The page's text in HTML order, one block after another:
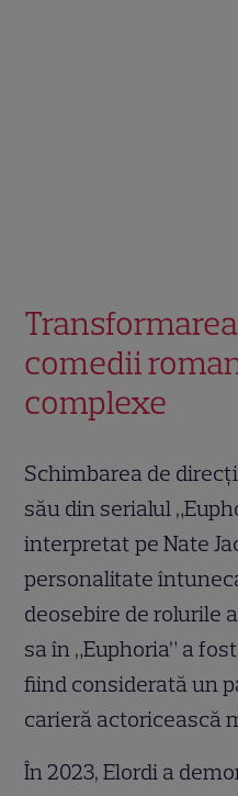
comedii
complexe
Schimbarea de
său din serialul
interpretat pe Nate
personalitate
deosebire de rolurile
sa în „Euphoria” a
fiind considerată un
carieră actoricească
În 2023, Elordi a